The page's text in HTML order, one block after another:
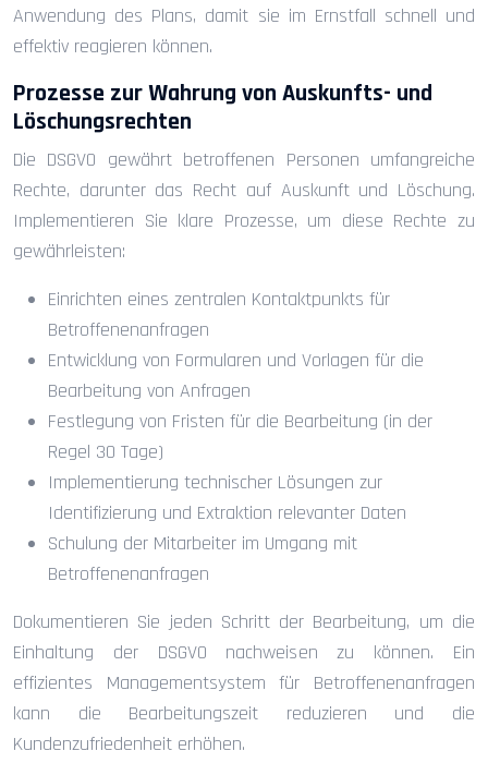
Anwendung des Plans, damit sie im Ernstfall schnell und
effektiv reagieren können.
Prozesse zur Wahrung von Auskunfts- und
Löschungsrechten
Die DSGVO gewährt betroffenen Personen umfangreiche
Rechte, darunter das Recht auf Auskunft und Löschung.
Implementieren Sie klare Prozesse, um diese Rechte zu
gewährleisten:
Einrichten eines zentralen Kontaktpunkts für
Betroffenenanfragen
Entwicklung von Formularen und Vorlagen für die
Bearbeitung von Anfragen
Festlegung von Fristen für die Bearbeitung (in der
Regel 30 Tage)
Implementierung technischer Lösungen zur
Identifizierung und Extraktion relevanter Daten
Schulung der Mitarbeiter im Umgang mit
Betroffenenanfragen
Dokumentieren Sie jeden Schritt der Bearbeitung, um die
Einhaltung der DSGVO nachweisen zu können. Ein
effizientes Managementsystem für Betroffenenanfragen
kann die Bearbeitungszeit reduzieren und die
Kundenzufriedenheit erhöhen.